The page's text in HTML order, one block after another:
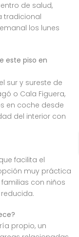
de salud,
tradicional
los lunes
este piso en
sur y sureste de
o Cala Figuera,
en coche desde
del interior con
facilita el
muy práctica
con niños
propio, un